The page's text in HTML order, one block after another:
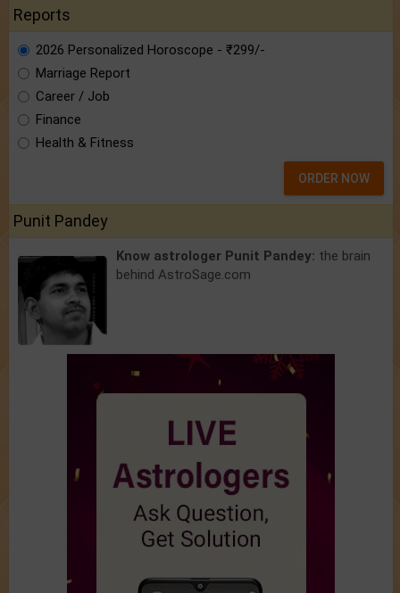
Reports
2026 Personalized Horoscope - ₹299/-
Marriage Report
Career / Job
Finance
Health & Fitness
ORDER NOW
Punit Pandey
Know astrologer Punit Pandey: the brain
behind AstroSage.com